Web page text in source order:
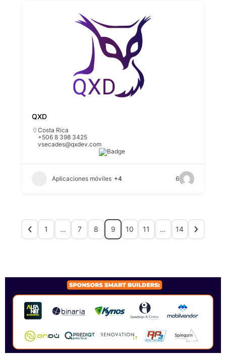
QXD
Costa Rica
+506 8 398 3425
vsecades@qxdev.com
Aplicaciones móviles +4 6
1 … 7 8 9 10 11 … 14